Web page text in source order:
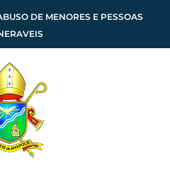
DE MENORES E PESSOAS